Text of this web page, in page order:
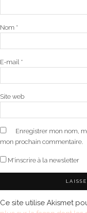
Nom *
E-mail *
Site web
Enregistrer mon nom,
mon prochain commentaire.
M'inscrire à la newsletter
Ce site utilise Akismet